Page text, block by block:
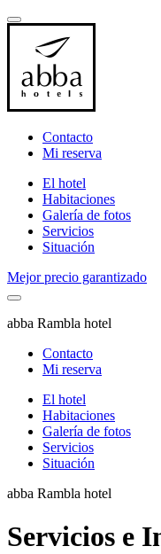
Contacto
Mi reserva
El hotel
Habitaciones
Galería de fotos
Servicios
Situación
Mejor precio garantizado
abba Rambla hotel
Contacto
Mi reserva
El hotel
Habitaciones
Galería de fotos
Servicios
Situación
abba Rambla hotel
Servicios e